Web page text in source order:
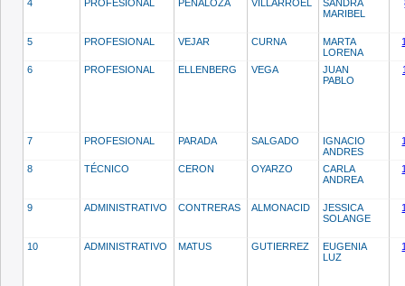
4 PROFESIONAL PEÑALOZA VILLARROEL
SANDRA
MARIBEL
5 PROFESIONAL VEJAR CURNA
MARTA
LORENA
6 PROFESIONAL ELLENBERG VEGA
JUAN
PABLO
7 PROFESIONAL PARADA SALGADO
IGNACIO
ANDRES
8 TÉCNICO CERON OYARZO
CARLA
ANDREA
9 ADMINISTRATIVO CONTRERAS ALMONACID
JESSICA
SOLANGE
10 ADMINISTRATIVO MATUS GUTIERREZ
EUGENIA
LUZ